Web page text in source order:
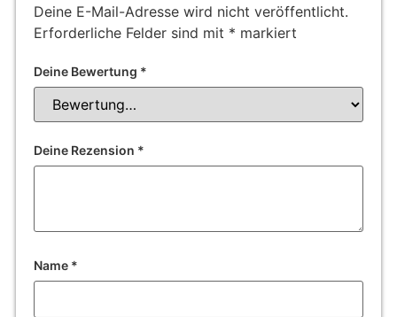
Deine E-Mail-Adresse wird nicht veröffentlicht.
Erforderliche Felder sind mit * markiert
Deine Bewertung *
Deine Rezension *
Name *